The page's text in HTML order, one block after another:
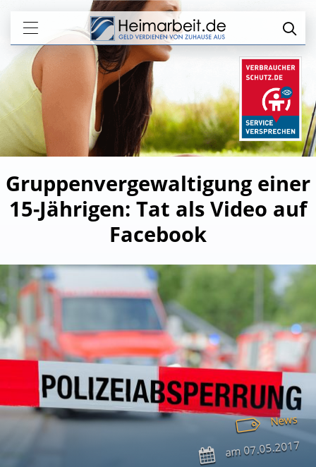
Gruppenvergewaltigung einer
15-Jährigen: Tat als Video auf
Facebook
News
am07.05.2017